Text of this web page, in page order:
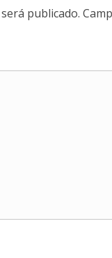
publicado.